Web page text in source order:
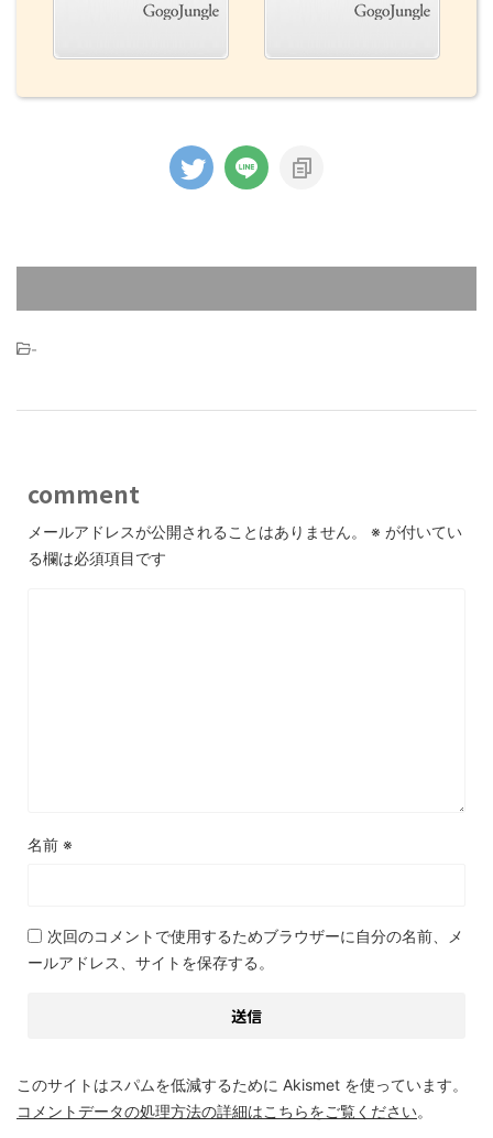
-
comment
メールアドレスが公開されることはありません。 ※ が付いてい
る欄は必須項目です
名前 ※
次回のコメントで使用するためブラウザーに自分の名前、メ
ールアドレス、サイトを保存する。
このサイトはスパムを低減するために Akismet を使っています。
コメントデータの処理方法の詳細はこちらをご覧ください。